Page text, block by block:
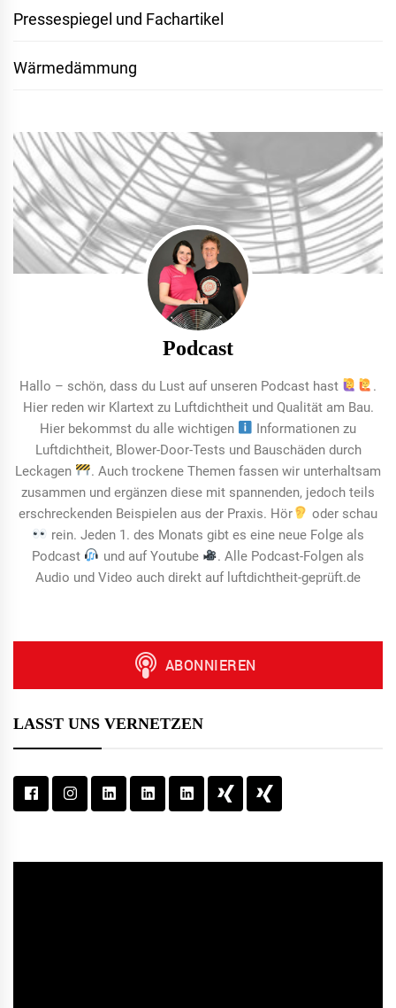
Pressespiegel und Fachartikel
Wärmedämmung
Podcast
Hallo – schön, dass du Lust auf unseren Podcast hast
.
Hier reden wir Klartext zu Luftdichtheit und Qualität am Bau.
Hier bekommst du alle wichtigen
Informationen zu
Luftdichtheit, Blower-Door-Tests und Bauschäden durch
Leckagen
. Auch trockene Themen fassen wir unterhaltsam
zusammen und ergänzen diese mit spannenden, jedoch teils
erschreckenden Beispielen aus der Praxis. Hör
oder schau
rein. Jeden 1. des Monats gibt es eine neue Folge als
Podcast
und auf Youtube
. Alle Podcast-Folgen als
Audio und Video auch direkt auf luftdichtheit-geprüft.de
LASST UNS VERNETZEN